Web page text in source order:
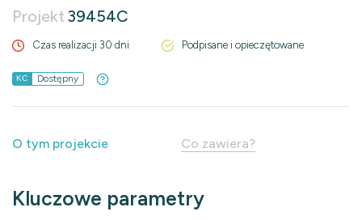
Projekt 39454C
Czas realizacji 30 dni Podpisane i opieczętowane
KC Dostępny
O tym projekcie Co zawiera?
Kluczowe parametry